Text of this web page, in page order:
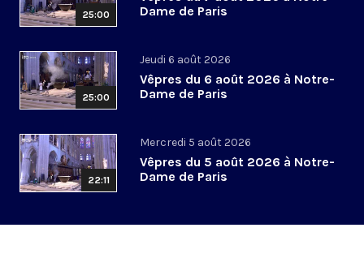
25:00
Dame de Paris
25:00
Jeudi 6 août 2026
Vêpres du 6 août 2026 à Notre-
Dame de Paris
22:11
Mercredi 5 août 2026
Vêpres du 5 août 2026 à Notre-
Dame de Paris